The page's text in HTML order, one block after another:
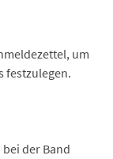
um
festzulegen.
der Band